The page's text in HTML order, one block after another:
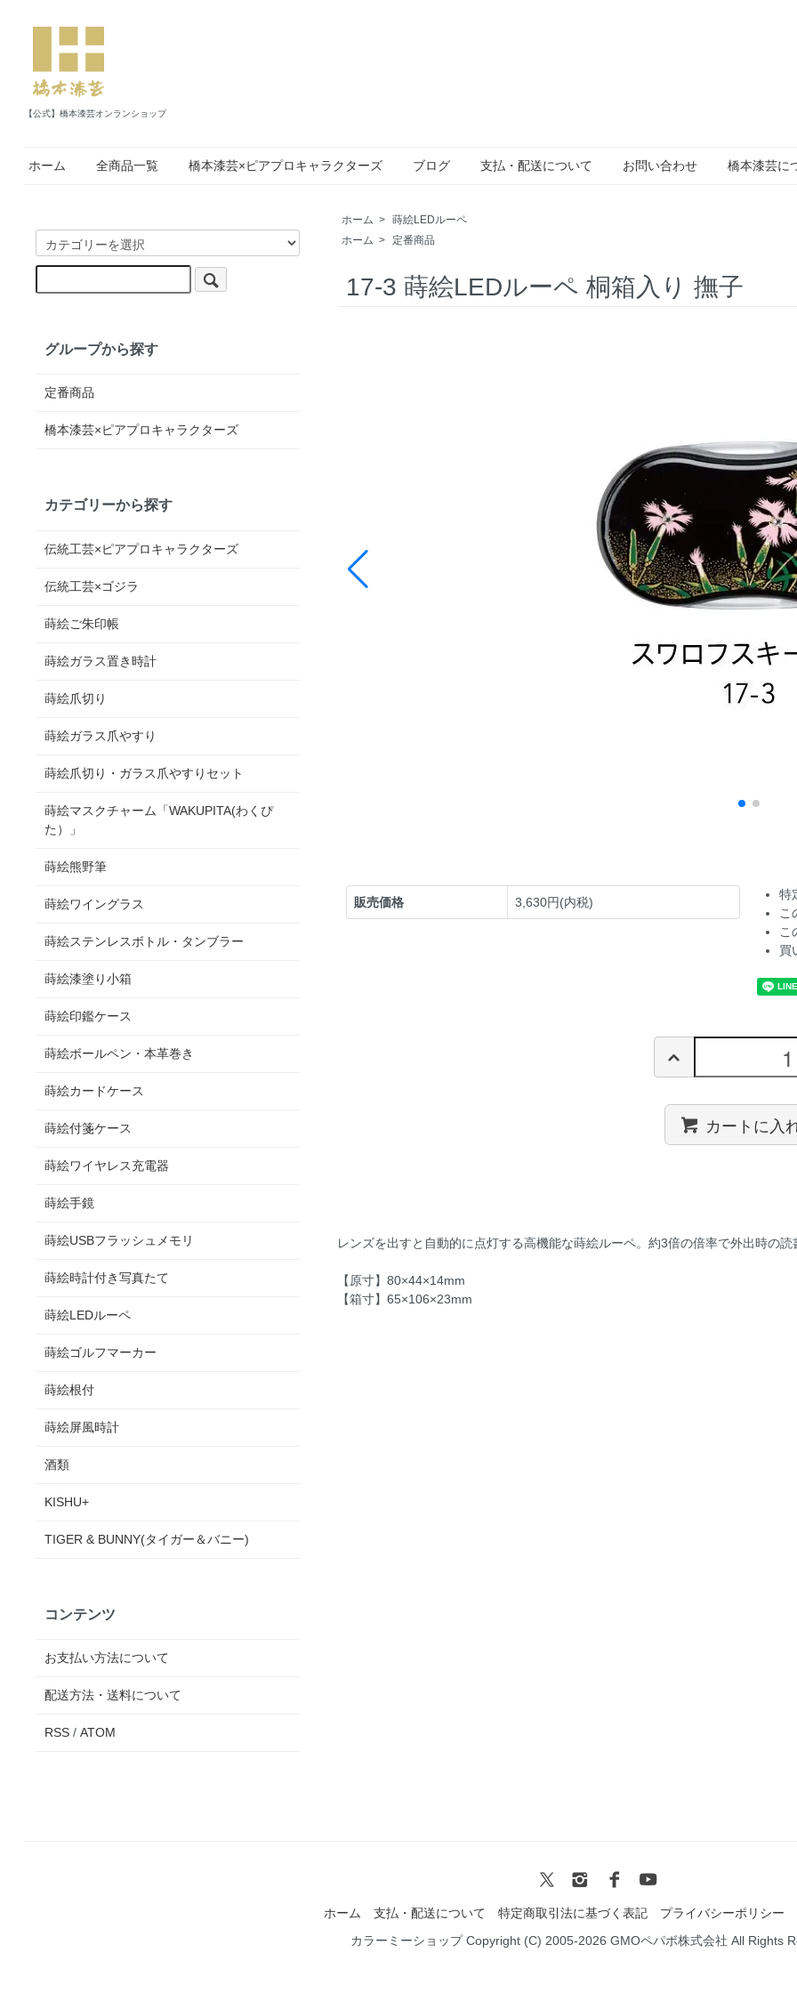
【公式】橋本漆芸オンランショップ
ホーム 全商品一覧 橋本漆芸×ピアプロキャラクターズ ブログ 支払・配送について お問い合わせ 橋本漆芸に
ホーム >
蒔絵LEDルーペ
ホーム > 定番商品
17-3 蒔絵LEDルーペ 桐箱入り 撫子
販売価格 3,630円(内税)
特
こ
こ
買
カートに入
レンズを出すと自動的に点灯する高機能な蒔絵ルーペ。約3倍の倍率で外出時の読
【原寸】80×44×14mm
【箱寸】65×106×23mm
グループから探す
定番商品
橋本漆芸×ピアプロキャラクターズ
カテゴリーから探す
伝統工芸×ピアプロキャラクターズ
伝統工芸×ゴジラ
蒔絵ご朱印帳
蒔絵ガラス置き時計
蒔絵爪切り
蒔絵ガラス爪やすり
蒔絵爪切り・ガラス爪やすりセット
蒔絵マスクチャーム「WAKUPITA(わくぴ
た）」
蒔絵熊野筆
蒔絵ワイングラス
蒔絵ステンレスボトル・タンブラー
蒔絵漆塗り小箱
蒔絵印鑑ケース
蒔絵ボールペン・本革巻き
蒔絵カードケース
蒔絵付箋ケース
蒔絵ワイヤレス充電器
蒔絵手鏡
蒔絵USBフラッシュメモリ
蒔絵時計付き写真たて
蒔絵LEDルーペ
蒔絵ゴルフマーカー
蒔絵根付
蒔絵屏風時計
酒類
KISHU+
TIGER & BUNNY(タイガー＆バニー)
コンテンツ
お支払い方法について
配送方法・送料について
RSS/ ATOM
ホーム 支払・配送について 特定商取引法に基づく表記 プライバシーポリシー
カラーミーショップCopyright (C) 2005-2026 GMOペパボ株式会社 All Rights